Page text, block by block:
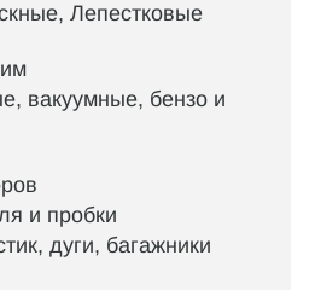
Лепестковые
вакуумные, бензо и
и пробки
дуги, багажники